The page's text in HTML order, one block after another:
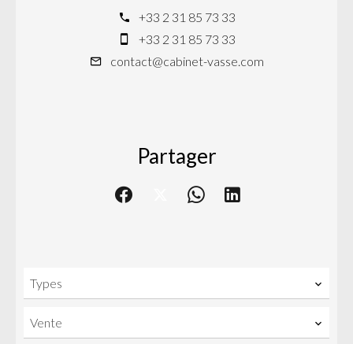
+33 2 31 85 73 33
+33 2 31 85 73 33
contact@cabinet-vasse.com
Partager
Types
Vente